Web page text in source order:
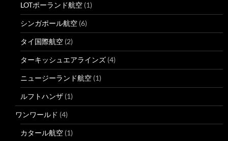
LOTポーランド航空 (1)
シンガポール航空 (6)
タイ国際航空 (2)
ターキッシュエアラインズ (4)
ニュージーランド航空 (1)
ルフトハンザ (1)
ワンワールド (4)
カタール航空 (1)